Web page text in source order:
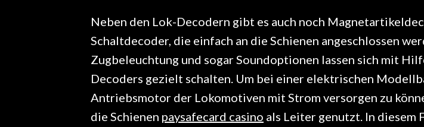
Neben den Lok-Decodern gibt es auch noch
Schaltdecoder, die einfach an die Schienen angeschlossen
Zugbeleuchtung und sogar Soundoptionen lassen sich mit
Decoders gezielt schalten. Um bei einer elektrischen
Antriebsmotor der Lokomotiven mit Strom versorgen zu
die Schienen paysafecard casino als Leiter genutzt. In diesem